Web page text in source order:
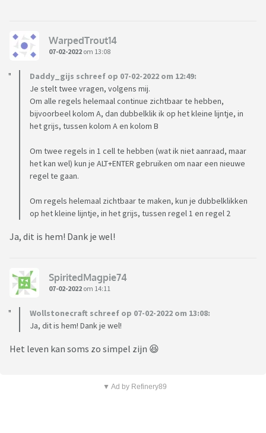
WarpedTrout14
07-02-2022 om 13:08
Daddy_gijs schreef op 07-02-2022 om 12:49:
Je stelt twee vragen, volgens mij.
Om alle regels helemaal continue zichtbaar te hebben,
bijvoorbeel kolom A, dan dubbelklik ik op het kleine lijntje, in
het grijs, tussen kolom A en kolom B
Om twee regels in 1 cell te hebben (wat ik niet aanraad, maar
het kan wel) kun je ALT+ENTER gebruiken om naar een nieuwe
regel te gaan.
Om regels helemaal zichtbaar te maken, kun je dubbelklikken
op het kleine lijntje, in het grijs, tussen regel 1 en regel 2
Ja, dit is hem! Dank je wel!
SpiritedMagpie74
07-02-2022 om 14:11
Wollstonecraft schreef op 07-02-2022 om 13:08:
Ja, dit is hem! Dank je wel!
Het leven kan soms zo simpel zijn 😆
▼ Ad by Refinery89